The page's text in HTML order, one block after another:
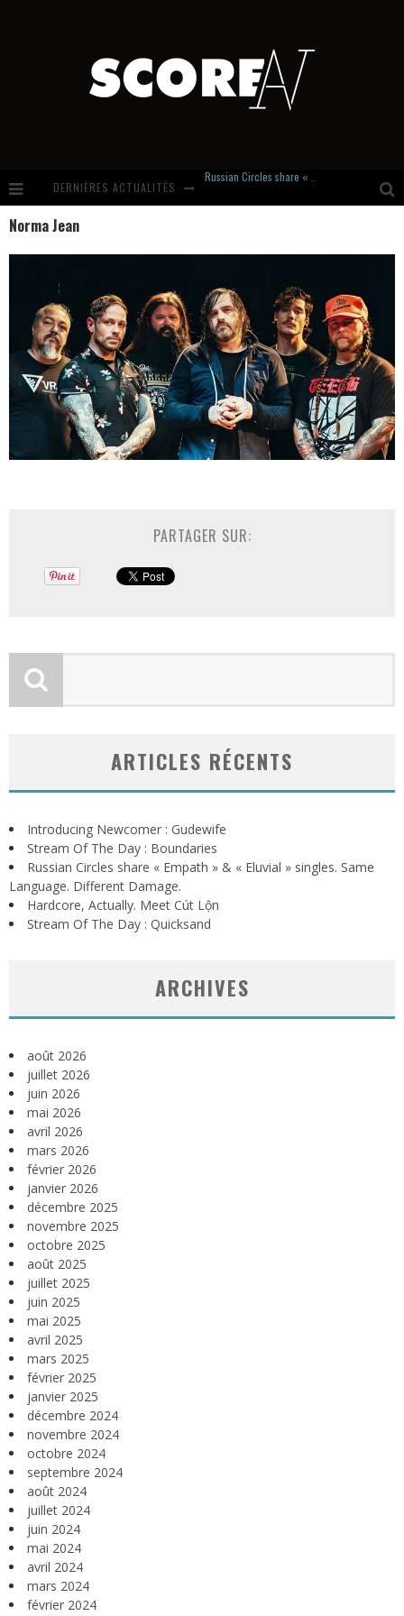
DERNIÈRES ACTUALITÉS
Norma Jean
PARTAGER SUR:
ARTICLES RÉCENTS
Introducing Newcomer : Gudewife
Stream Of The Day : Boundaries
Russian Circles share « Empath » & « Eluvial » singles. Same
Language. Different Damage.
Hardcore, Actually. Meet Cút Lộn
Stream Of The Day : Quicksand
ARCHIVES
août 2026
juillet 2026
juin 2026
mai 2026
avril 2026
mars 2026
février 2026
janvier 2026
décembre 2025
novembre 2025
octobre 2025
août 2025
juillet 2025
juin 2025
mai 2025
avril 2025
mars 2025
février 2025
janvier 2025
décembre 2024
novembre 2024
octobre 2024
septembre 2024
août 2024
juillet 2024
juin 2024
mai 2024
avril 2024
mars 2024
février 2024